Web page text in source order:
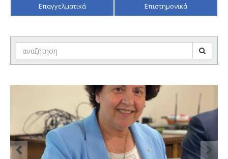
Επαγγελματικά Επιστημονικά